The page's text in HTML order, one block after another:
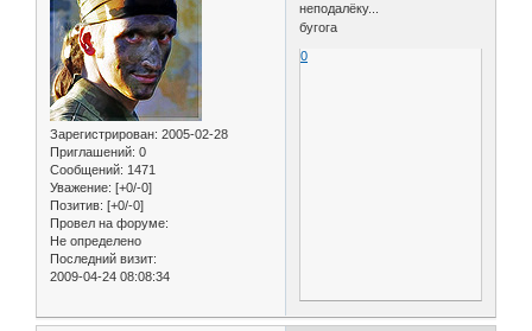
Зарегистрирован: 2005-02-28
Приглашений: 0
Сообщений: 1471
Уважение: [+0/-0]
Позитив: [+0/-0]
Провел на форуме:
Не определено
Последний визит:
2009-04-24 08:08:34
неподалёку...
бугога
0